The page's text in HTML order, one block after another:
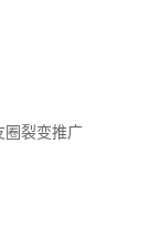
圈裂变推广